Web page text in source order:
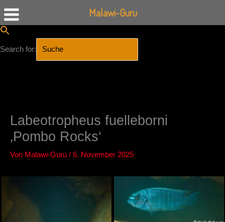
Search for:
Labeotropheus fuelleborni
‚Pombo Rocks‘
Von Malawi-Guru / 6. November 2025
Malawi-Guru